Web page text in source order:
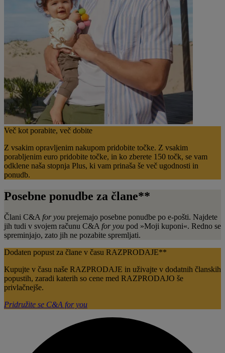
Več kot porabite, več dobite​
Z vsakim opravljenim nakupom pridobite točke. Z vsakim
porabljenim euro pridobite točke, in ko zberete 150 točk, se vam
odklene naša stopnja Plus, ki vam prinaša še več ugodnosti in
ponudb.
Posebne ponudbe za člane** ​​
Člani C&A for you prejemajo posebne ponudbe po e-pošti. Najdete
jih tudi v svojem računu C&A for you pod »Moji kuponi«. Redno se
spreminjajo, zato jih ne pozabite spremljati.
Dodaten popust za člane v času RAZPRODAJE**​​
Kupujte v času naše RAZPRODAJE in uživajte v dodatnih članskih
popustih, zaradi katerih so cene med RAZPRODAJO še
privlačnejše.
Pridružite se C&A for you